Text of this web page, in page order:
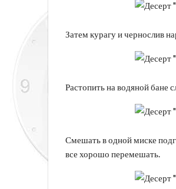
Затем курагу и чернослив
Растопить на водяной
Смешать в одной миске
все хорошо перемешать.